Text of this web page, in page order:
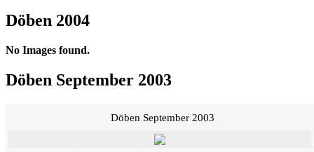
Döben 2004
No Images found.
Döben September 2003
Döben September 2003